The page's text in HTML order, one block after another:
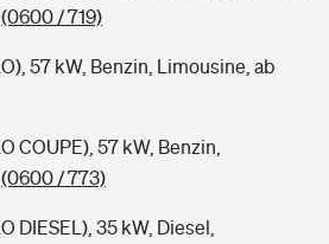
(0600 / 719)
57 kW, Benzin, Limousine, ab
COUPE), 57 kW, Benzin,
(0600 / 773)
DIESEL), 35 kW, Diesel,